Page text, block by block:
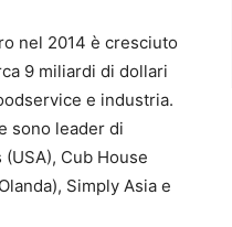
nel 2014 è cresciuto
9 miliardi di dollari
e industria.
sono leader di
Cub House
Simply Asia e